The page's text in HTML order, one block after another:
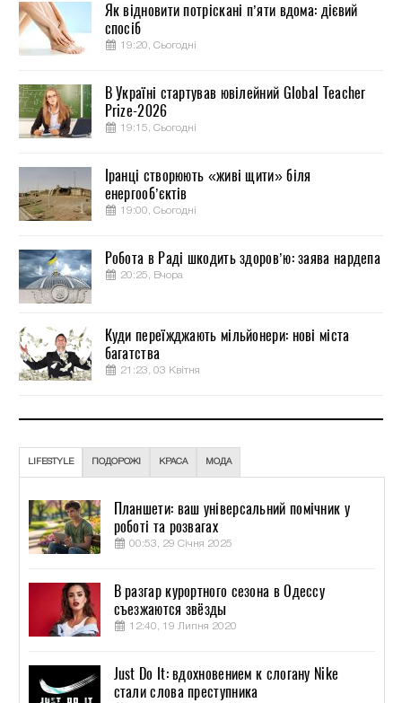
Як відновити потріскані п’яти вдома: дієвий
спосіб
19:20, Сьогодні
В Україні стартував ювілейний Global Teacher
Prize-2026
19:15, Сьогодні
Іранці створюють «живі щити» біля
енергооб’єктів
19:00, Сьогодні
Робота в Раді шкодить здоров’ю: заява нардепа
20:25, Вчора
Куди переїжджають мільйонери: нові міста
багатства
21:23, 03 Квітня
LIFESTYLE ПОДОРОЖІ КРАСА МОДА
Планшети: ваш універсальний помічник у
роботі та розвагах
00:53, 29 Січня 2025
В разгар курортного сезона в Одессу
съезжаются звёзды
12:40, 19 Липня 2020
Just Do It: вдохновением к слогану Nike
стали слова преступника